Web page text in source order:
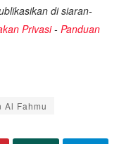
di siaran-
Privasi- Panduan
Al Fahmu